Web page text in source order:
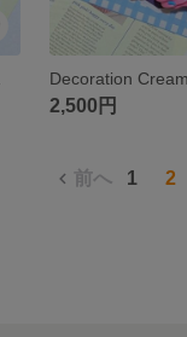
Decoration
2,500円
前へ 1 2